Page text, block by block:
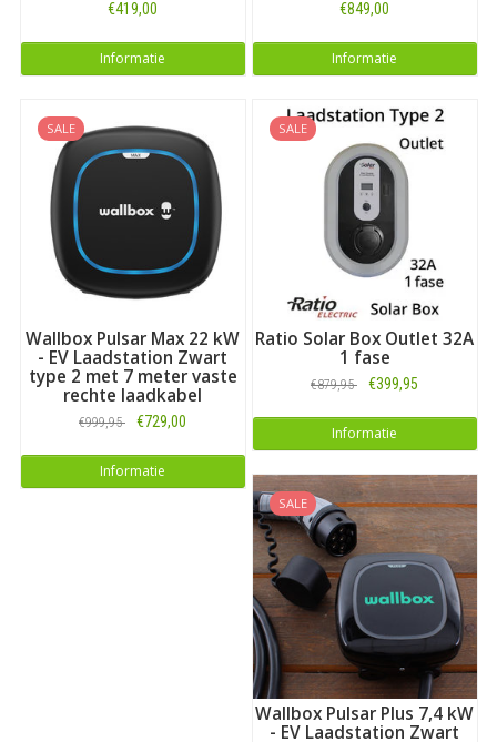
€419,00
Informatie
€849,00
Informatie
SALE
Wallbox Pulsar Max 22 kW
- EV Laadstation Zwart
type 2 met 7 meter vaste
rechte laadkabel
€999,95 €729,00
Informatie
SALE
Ratio Solar Box Outlet 32A
1 fase
€879,95 €399,95
Informatie
SALE
Wallbox Pulsar Plus 7,4 kW
- EV Laadstation Zwart